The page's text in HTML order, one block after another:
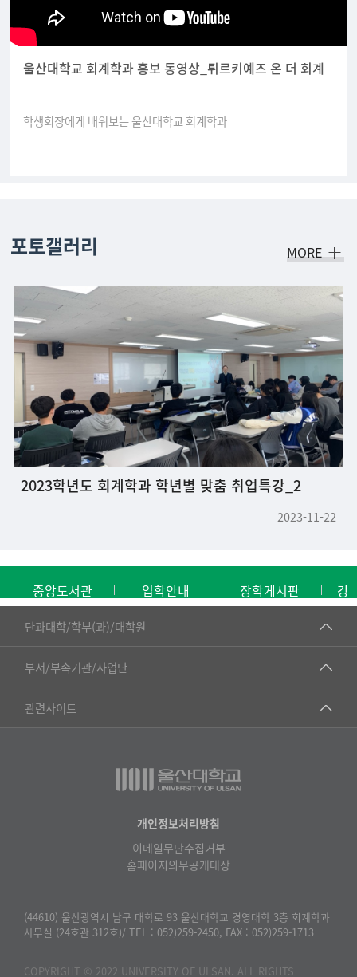
울산대학교 회계학과 홍보 동영상_튀르키예즈 온 더 회계
학생회장에게 배워보는 울산대학교 회계학과
포토갤러리 MORE
2023학년도 회계학과 학년별 맞춤 취업특강_2
2023-11-22
중앙도서관 입학안내 장학게시판 강
단과대학/학부(과)/대학원
■인문대학
▷국어국문학부
▷일본어·일본학과
▷프랑스어·프랑스학과
▷사회과학부
부서/부속기관/사업단
공동기기센터
공학교육혁신센터
물리BK 미래혁신응집물질물리인재교육연구단
미래기술혁신융합형인재양성센터
반구대암각화유적보존연구소
관련사이트
건강가정지원센터
교수협의회
온라인 기술거래 플랫폼
울산대학교 총동문회
개인정보처리방침
이메일무단수집거부
홈페이지의무공개대상
(44610) 울산광역시 남구 대학로 93 울산대학교 경영대학 3층 회계학과
사무실 (24호관 312호)/ TEL : 052)259-2450, FAX : 052)259-1713
COPYRIGHT © 2022 UNIVERSITY OF ULSAN. ALL RIGHTS